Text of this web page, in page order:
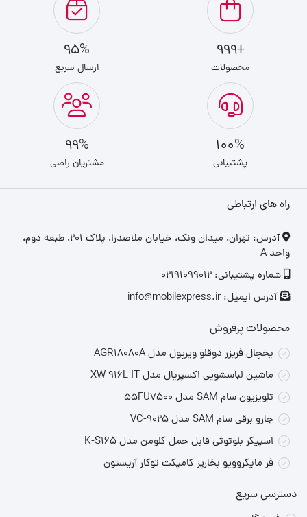
+999
محصولات
95%
ارسال سریع
100%
پشتیبانی
99%
مشتریان راضی
راه های ارتباطی
‎آدرس: تهران، میدان ونک، خیابان ملاصدرا، پلاک ۲۰۱، طبقه دوم،
واحد A
شماره پشتیبانی: 02191099012
آدرس ایمیل: info@mobilexpress.ir
محصولات پرفروش
یخچال فریزر دوقلو ویرپول مدل AGR18080A
ماشین لباسشویی اکسپریال مدل XW 916L IT
تلویزیون سام SAM مدل 55FU7500
جارو برقی سام SAM مدل VC-9025
اسپیکر بلوتوثی قابل حمل کلومن مدل K-S165
فر مایکروویو بخارپز کامپکت توکار آریستون
دسترسی سریع